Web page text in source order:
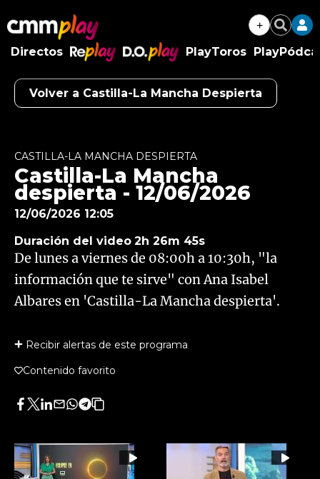
+ Buscar
Directos
RePlay
D.O.Play
PlayToros
Volver a Castilla-La Mancha Despierta
Algo salió mal.
Try again
CASTILLA-LA MANCHA DESPIERTA
Castilla-La Mancha
despierta - 12/06/2026
12/06/2026 12:05
Duración del video 2h 26m 45s
De lunes a viernes de 08:00h a 10:30h, "la
información que te sirve" con Ana Isabel
Albares en 'Castilla-La Mancha despierta'.
Recibir alertas de este programa
Contenido favorito
Facebook
Twitter
LinkedIn
Enviar
Whatsapp
Telegram
Copiar
artículo